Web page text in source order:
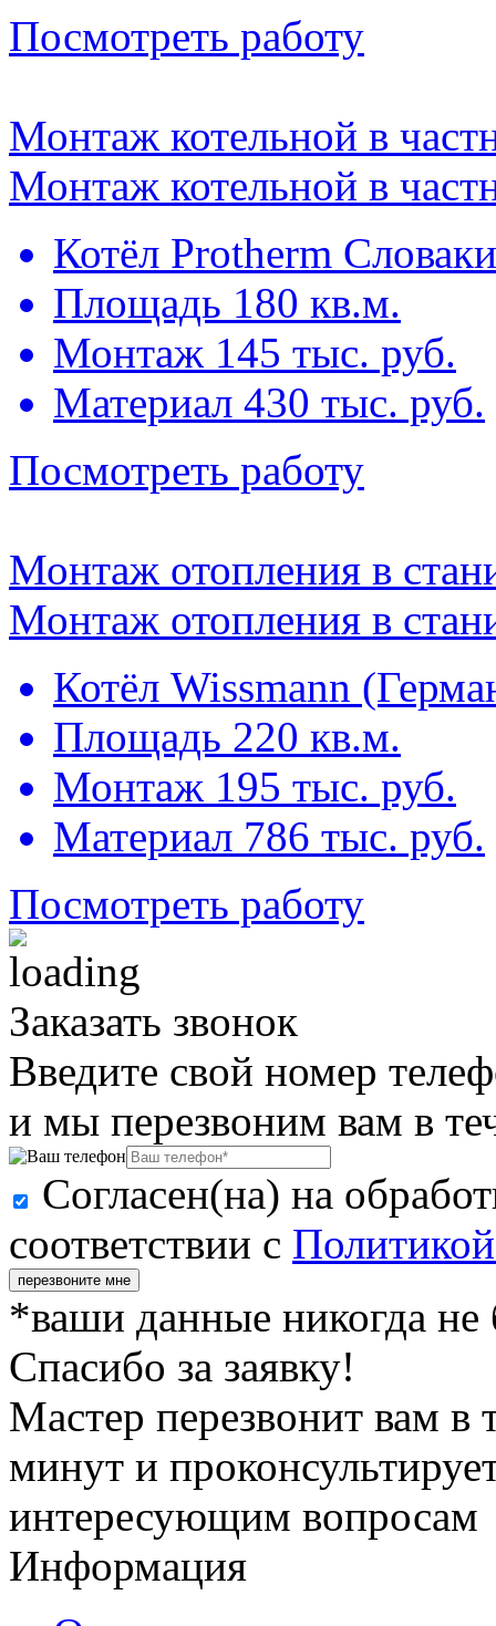
Посмотреть работу
Монтаж котельной в
Монтаж котельной в
Котёл Protherm
Площадь 180 кв.м.
Монтаж 145 тыс. руб.
Материал 430 тыс. руб.
Посмотреть работу
Монтаж отопления в
Монтаж отопления в
Котёл Wissmann
Площадь 220 кв.м.
Монтаж 195 тыс. руб.
Материал 786 тыс. руб.
Посмотреть работу
Заказать звонок
Введите свой номер
и мы перезвоним вам в
Согласен(на) на
соответствии с
перезвоните мне
*ваши данные никогда не
Спасибо за заявку!
Мастер перезвонит вам в
минут и
интересующим вопросам
Информация